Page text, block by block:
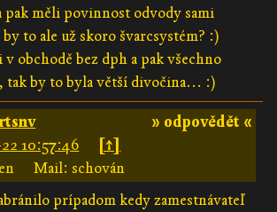
pak měli povinnost odvody sami
to ale už skoro švarcsystém? :)
obchodě bez dph a pak všechno
tak by to byla větší divočina... :)
» odpovědět «
10:57:46
[↑]
Mail: schován
prípadom kedy zamestnávateľ